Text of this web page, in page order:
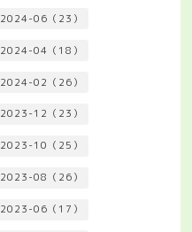
2024-06（23）
2024-04（18）
2024-02（26）
2023-12（23）
2023-10（25）
2023-08（26）
2023-06（17）